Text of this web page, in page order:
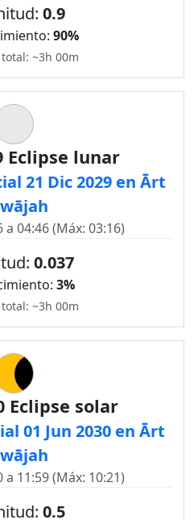
0.9
90%
~3h 00m
Eclipse lunar
21 Dic 2029 en Ārt
04:46 (Máx: 03:16)
0.037
3%
~3h 00m
Eclipse solar
01 Jun 2030 en Ārt
11:59 (Máx: 10:21)
0.5